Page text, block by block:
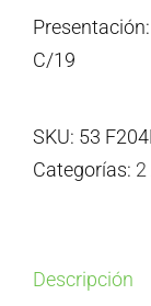
C/19
SKU: 53
Categorías: 2
Descripción